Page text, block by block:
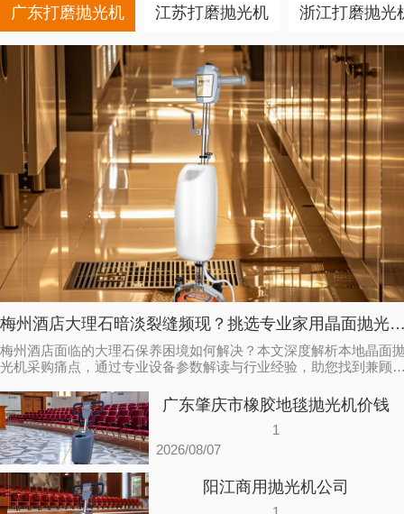
广东打磨抛光机 江苏打磨抛光机 浙江打磨抛光
梅州酒店大理石暗淡裂缝频现？挑选专业家用晶面抛
梅州酒店面临的大理石保养困境如何解决？本文深度解析本地晶面
光机采购痛点，通过专业设备参数解读与行业经验，助您找到兼顾
广东肇庆市橡胶地毯抛光机价钱
1
2026/08/07
阳江商用抛光机公司